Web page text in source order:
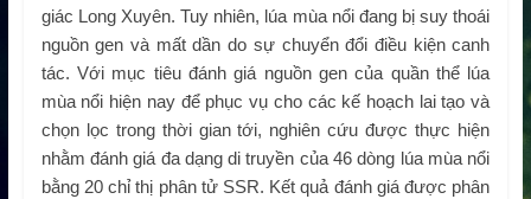
giác Long Xuyên. Tuy nhiên, lúa mùa nổi đang bị suy thoái
nguồn gen và mất dần do sự chuyển đổi điều kiện canh
tác. Với mục tiêu đánh giá nguồn gen của quần thể lúa
mùa nổi hiện nay để phục vụ cho các kế hoạch lai tạo và
chọn lọc trong thời gian tới, nghiên cứu được thực hiện
nhằm đánh giá đa dạng di truyền của 46 dòng lúa mùa nổi
bằng 20 chỉ thị phân tử SSR. Kết quả đánh giá được phân